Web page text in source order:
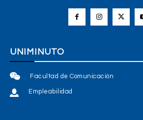
UNIMINUTO
Facultad de Comunicación
Empleabilidad